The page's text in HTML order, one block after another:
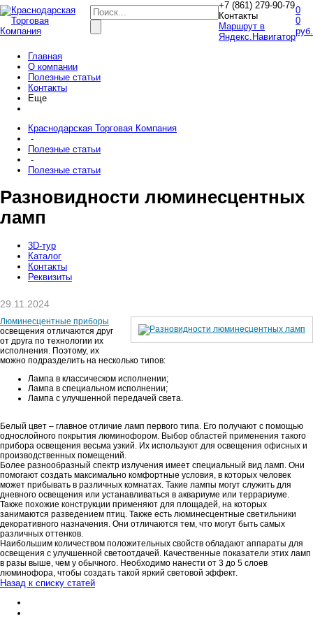
+7 (861) 279-90-79
Контакты
Маршрут в
Яндекс.Навигатор
0
0
руб.
Главная
О компании
Полезные статьи
Контакты
Еще
Краснодарская Торговая Компания
-
Полезные статьи
-
Полезные статьи
Разновидности люминесцентных
ламп
3D-тур
Каталог
Контакты
Реквизиты
29.11.2024
Люминесцентные приборы
освещения отличаются друг
от друга по технологии их
исполнения. Поэтому, их
можно подразделить на несколько типов:
Лампа в классическом исполнении;
Лампа в специальном исполнении;
Лампа с улучшенной передачей света.
Белый цвет – главное отличие ламп первого типа. Его получают с помощью
однослойного покрытия люминофором. Выбор областей применения такого
прибора освещения весьма узкий. Их используют для освещения офисных и
производственных помещений.
Более разнообразный спектр излучения имеет специальный вид ламп. Они
помогают создать максимально комфортные условия, в которых человек
может прибывать в различных комнатах. Такие лампы могут служить для
дневного освещения или устанавливаться в аквариуме или террариуме.
Также похожие конструкции применяют для площадей, на которых
занимаются разведением птиц. Также есть люминесцентные светильники
декоративного назначения. Они отличаются тем, что могут быть самых
различных оттенков.
Наибольшим количеством положительных свойств обладают аппараты для
освещения с улучшенной светоотдачей. Качественные показатели этих ламп
в разы выше, чем у обычного. Необходимо нанести от 3 до 5 слоев
люминофора, чтобы создать такой яркий световой эффект.
Назад к списку статей